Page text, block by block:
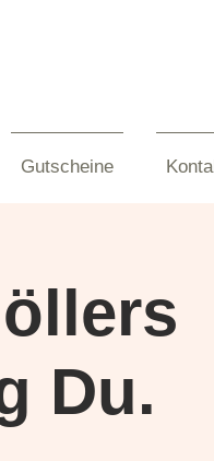
Gutscheine
Du.